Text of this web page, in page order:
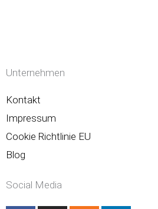
Unternehmen
Kontakt
Impressum
Cookie Richtlinie EU
Blog
Social Media